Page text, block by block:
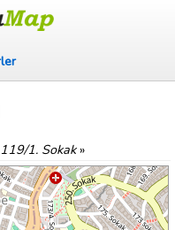
119/1. Sokak»